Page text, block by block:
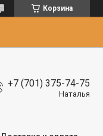
Корзина
+7 (701) 375-74-75
Наталья